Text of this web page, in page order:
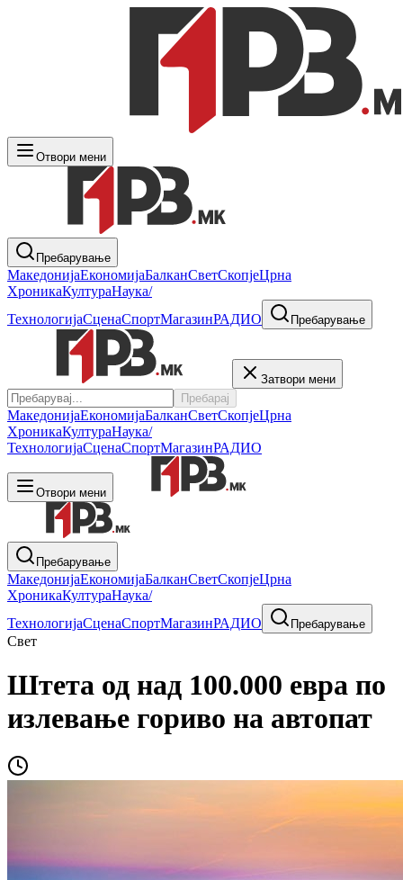
Отвори мени
Пребарување
МакедонијаЕкономијаБалканСветСкопјеЦрна
ХроникаКултураНаука/
ТехнологијаСценаСпортМагазинРАДИО Пребарување
Затвори мени
Пребарај
МакедонијаЕкономијаБалканСветСкопјеЦрна
ХроникаКултураНаука/
ТехнологијаСценаСпортМагазинРАДИО
Отвори мени
Пребарување
МакедонијаЕкономијаБалканСветСкопјеЦрна
ХроникаКултураНаука/
ТехнологијаСценаСпортМагазинРАДИО Пребарување
Свет
Штета од над 100.000 евра по
излевање гориво на автопат